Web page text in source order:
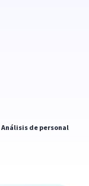
Análisis de personal